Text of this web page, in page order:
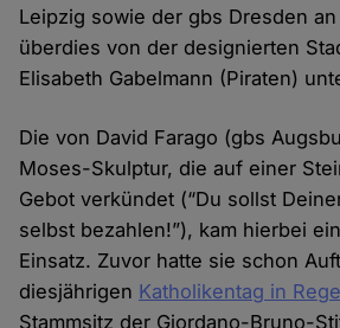
Leipzig sowie der gbs Dresden
überdies von der designierten
Elisabeth Gabelmann (Piraten)
Die von David Farago (gbs
Moses-Skulptur, die auf einer
Gebot verkündet (“Du sollst
selbst bezahlen!”), kam hierbei
Einsatz. Zuvor hatte sie schon
diesjährigen Katholikentag in
Stammsitz der Giordano-Bruno-